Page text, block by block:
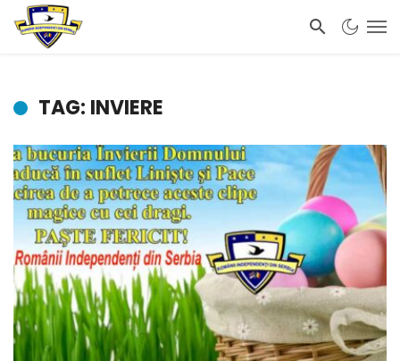
TAG: INVIERE